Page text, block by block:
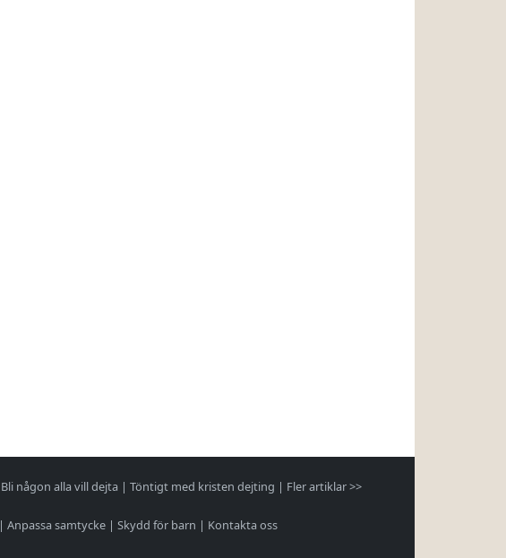
Bli någon alla vill dejta | Töntigt med kristen dejting | Fler artiklar >>
| Anpassa samtycke | Skydd för barn | Kontakta oss